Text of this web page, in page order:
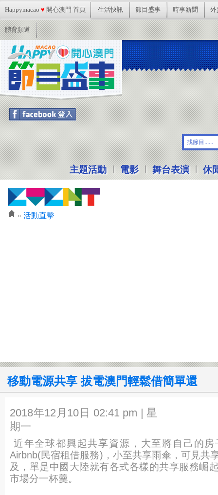
Happymacao ♥ 開心澳門 首頁 生活快訊 節目盛事 時事新聞 外
體育頻道
想參加活動記得按Facebook登入啦!
主題活動 | 電影 | 舞台表演 | 休
» 活動直擊
移動電源共享 拔電澳門輕鬆借簡單還
2018年12月10日 02:41 pm | 星
期一
近年全球都興起共享資源，大至將自己的
Airbnb(民宿租借服務)，小至共享雨傘，可見共
及，單是中國大陸就有各式各樣的共享服務崛
市場分一杯羹。